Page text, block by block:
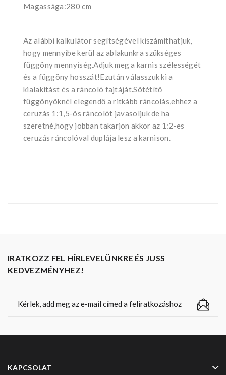
Magassága:280 cm
Az alábbi kalkulátor segítségével kiszámíthatjuk,
hogy mennyibe kerül az ablakunkra szükséges
függöny mennyiség.Adjuk meg a karnis szélességét
és a függöny hosszát!Ezután válasszuk ki a
kialakítást és a ráncoló fajtáját.Sötétítő
függönyöknél elegendő a ritkább ráncolás,ehhez a
ceruzás 1:1,5-ös ráncolót javasoljuk de ha
szeretné,hogy jobban takarjon akkor az 1:2-es
ceruzás ráncolóval duplája lesz a karnison.
IRATKOZZ FEL HÍRLEVELÜNKRE ÉS JUSS
KEDVEZMÉNYHEZ!
KAPCSOLAT